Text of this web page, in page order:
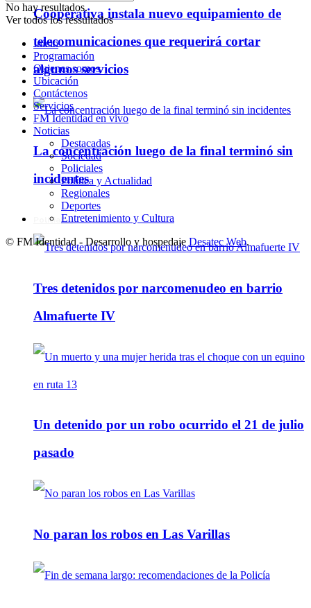
Cooperativa instala nuevo equipamiento de
telecomunicaciones que requerirá cortar
algunos servicios
La concentración luego de la final terminó sin
incidentes
Policiales
Tres detenidos por narcomenudeo en barrio
Almafuerte IV
Un detenido por un robo ocurrido el 21 de julio
pasado
No paran los robos en Las Varillas
No hay resultados.
Ver todos los ressultados
Inicio
Programación
Quienes somos
Ubicación
Contáctenos
Servicios
FM Identidad en vivo
Noticias
Destacadas
Sociedad
Policiales
Política y Actualidad
Regionales
Deportes
Entretenimiento y Cultura
© FM Identidad - Desarrollo y hospedaje Desatec Web.